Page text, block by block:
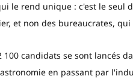
le rend unique : c'est le
et non des bureaucrates,
100 candidats se sont lancés
en passant par